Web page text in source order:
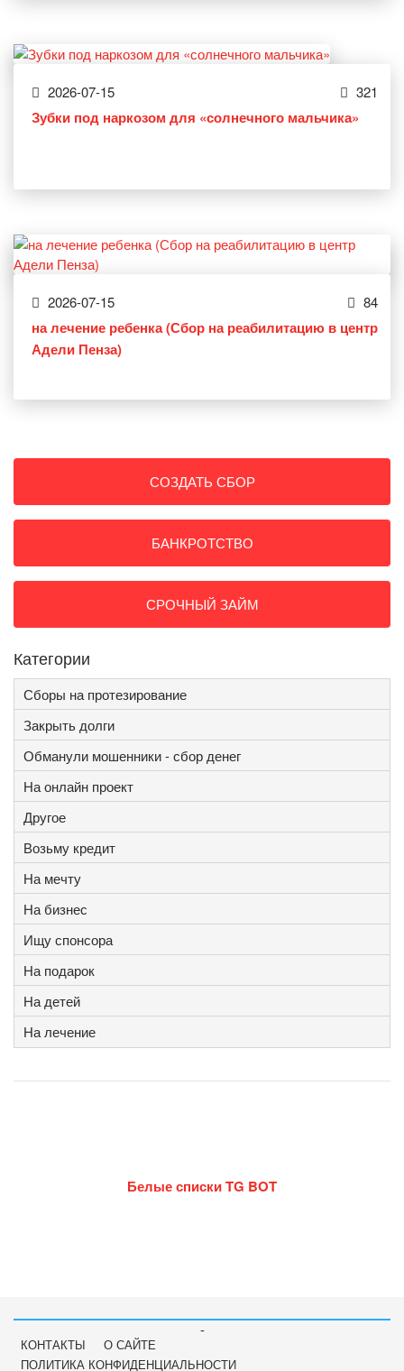
2026-07-15 321
Зубки под наркозом для «солнечного мальчика»
2026-07-15 84
на лечение ребенка (Сбор на реабилитацию в центр
Адели Пенза)
СОЗДАТЬ СБОР
БАНКРОТСТВО
СРОЧНЫЙ ЗАЙМ
Категории
Сборы на протезирование
Закрыть долги
Обманули мошенники - сбор денег
На онлайн проект
Другое
Возьму кредит
На мечту
На бизнес
Ищу спонсора
На подарок
На детей
На лечение
Белые списки TG BOT
-
КОНТАКТЫ
О САЙТЕ
ПОЛИТИКА КОНФИДЕНЦИАЛЬНОСТИ